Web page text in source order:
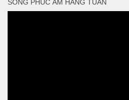
SỐNG PHÚC ÂM HẰNG TUẦN